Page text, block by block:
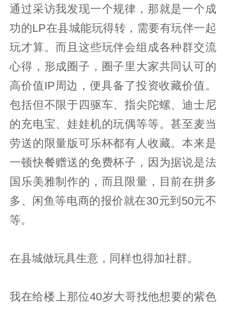
通过采访我发现一个规律，那就是一个成
功的LP在县城能玩得转，需要有玩伴一起
玩才算。而且这些玩伴会组成各种群交流
心得，形成圈子，圈子里大家共同认可的
高价值IP周边，便具备了投资收藏价值。
包括但不限于四驱车、指尖陀螺、迪士尼
的充电宝、娃娃机的玩偶等等。甚至麦当
劳送的限量版可乐杯都有人收藏。本来是
一顿快餐赠送的免费杯子，因为据说是法
国乐美雅制作的，而且限量，目前在拼多
多、闲鱼等电商的报价就在30元到50元不
等。
在县城做玩具生意，同样也得加社群。
我在给楼上那位40岁大哥找他想要的紫色